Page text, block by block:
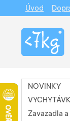
NOVINKY
Zavazadla
Úvod